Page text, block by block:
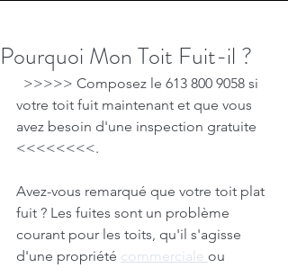
Pourquoi Mon Toit Fuit-il ?
votre toit fuit maintenant et que vous
avez besoin d'une inspection gratuite
<<<<<<<<.
Avez-vous remarqué que votre toit plat
fuit ? Les fuites sont un problème
courant pour les toits, qu'il s'agisse
d'une propriété commerciale ou